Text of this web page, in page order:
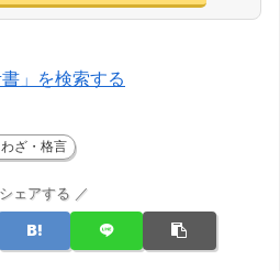
」を検索する
ざ・格言
ェアする ／